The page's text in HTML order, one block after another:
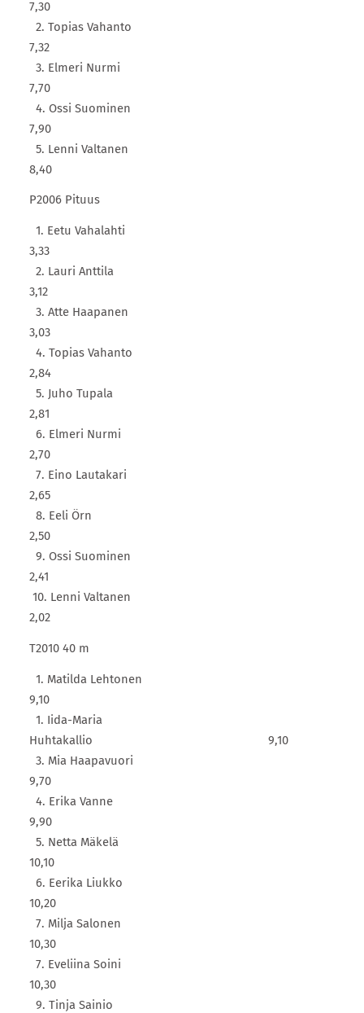
7,30
2. Topias Vahanto
7,32
3. Elmeri Nurmi
7,70
4. Ossi Suominen
7,90
5. Lenni Valtanen
8,40
P2006 Pituus
1. Eetu Vahalahti
3,33
2. Lauri Anttila
3,12
3. Atte Haapanen
3,03
4. Topias Vahanto
2,84
5. Juho Tupala
2,81
6. Elmeri Nurmi
2,70
7. Eino Lautakari
2,65
8. Eeli Örn
2,50
9. Ossi Suominen
2,41
10. Lenni Valtanen
2,02
T2010 40 m
1. Matilda Lehtonen
9,10
1. Iida-Maria
Huhtakallio 9,10
3. Mia Haapavuori
9,70
4. Erika Vanne
9,90
5. Netta Mäkelä
10,10
6. Eerika Liukko
10,20
7. Milja Salonen
10,30
7. Eveliina Soini
10,30
9. Tinja Sainio